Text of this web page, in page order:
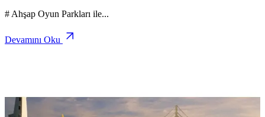
# Ahşap Oyun Parkları ile...
Devamını Oku